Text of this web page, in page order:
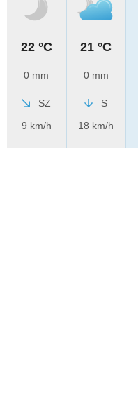
22 °C
0 mm
SZ
9 km/h
21 °C
0 mm
S
18 km/h